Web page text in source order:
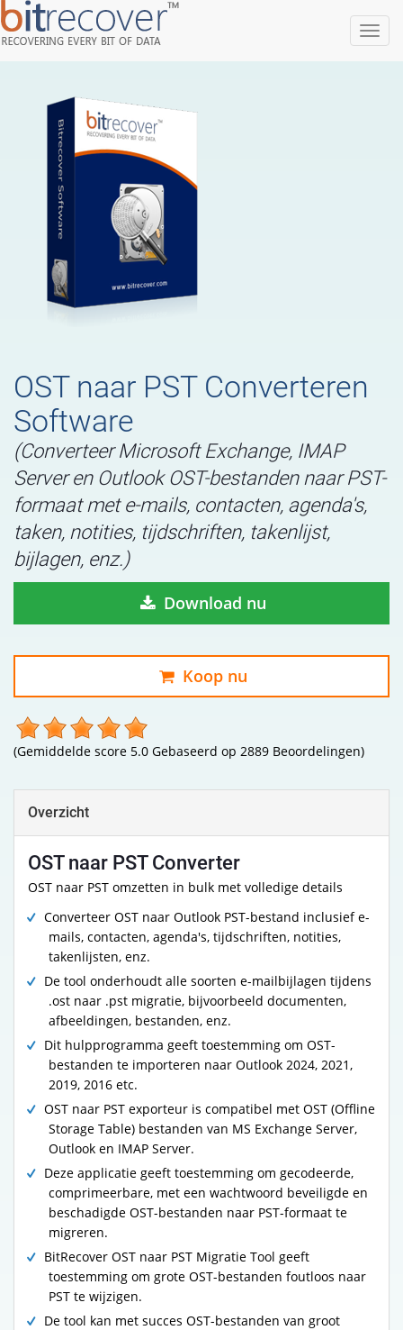
BitRecover Software
OST naar PST Converteren
Software
(Converteer Microsoft Exchange, IMAP
Server en Outlook OST-bestanden naar PST-
formaat met e-mails, contacten, agenda's,
taken, notities, tijdschriften, takenlijst,
bijlagen, enz.)
Download nu
Koop nu
(Gemiddelde score 5.0 Gebaseerd op 2889 Beoordelingen)
Overzicht
OST naar PST Converter
OST naar PST omzetten in bulk met volledige details
Converteer OST naar Outlook PST-bestand inclusief e-
mails, contacten, agenda's, tijdschriften, notities,
takenlijsten, enz.
De tool onderhoudt alle soorten e-mailbijlagen tijdens
.ost naar .pst migratie, bijvoorbeeld documenten,
afbeeldingen, bestanden, enz.
Dit hulpprogramma geeft toestemming om OST-
bestanden te importeren naar Outlook 2024, 2021,
2019, 2016 etc.
OST naar PST exporteur is compatibel met OST (Offline
Storage Table) bestanden van MS Exchange Server,
Outlook en IMAP Server.
Deze applicatie geeft toestemming om gecodeerde,
comprimeerbare, met een wachtwoord beveiligde en
beschadigde OST-bestanden naar PST-formaat te
migreren.
BitRecover OST naar PST Migratie Tool geeft
toestemming om grote OST-bestanden foutloos naar
PST te wijzigen.
De tool kan met succes OST-bestanden van groot